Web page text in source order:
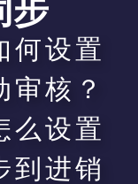
步
何设置
核？
么设置
到进销